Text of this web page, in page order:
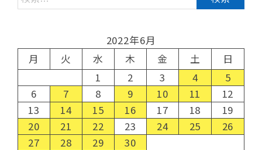
2022年6月
月
火 水 木 金 土
日
1
2 3 4
5
6
7 8 9 10 11
12
13
14 15 16 17 18
19
20
21 22 23 24 25
26
27
28 29 30